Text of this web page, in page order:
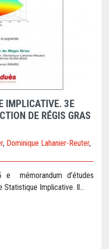
IMPLICATIVE. 3E
DE RÉGIS GRAS
, Dominique Lahanier-Reuter,
mémorandum d’études
Statistique Implicative. Il...